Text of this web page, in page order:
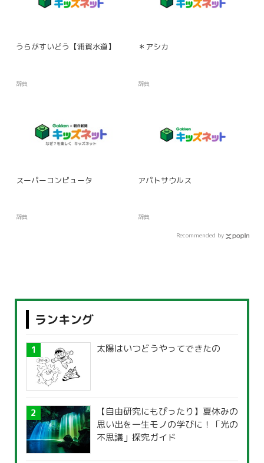
うらがすいどう【浦賀水道】
辞典
＊アシカ
辞典
スーパーコンピュータ
辞典
アパトサウルス
辞典
Recommended by
ランキング
太陽はいつどうやってできたの
【自由研究にもぴったり】夏休みの
思い出を一生モノの学びに！「光の
不思議」探究ガイド